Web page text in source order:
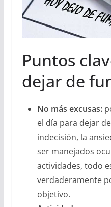
Puntos
dejar de
No más excusas:
el día para dejar
indecisión, la
ser manejados
actividades, todo
verdaderamente
objetivo.